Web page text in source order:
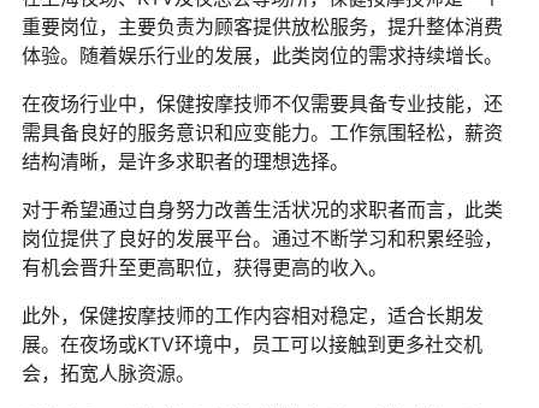
重要岗位，主要负责为顾客提供放松服务，提升整体消费
体验。随着娱乐行业的发展，此类岗位的需求持续增长。
在夜场行业中，保健按摩技师不仅需要具备专业技能，还
需具备良好的服务意识和应变能力。工作氛围轻松，薪资
结构清晰，是许多求职者的理想选择。
对于希望通过自身努力改善生活状况的求职者而言，此类
岗位提供了良好的发展平台。通过不断学习和积累经验，
有机会晋升至更高职位，获得更高的收入。
此外，保健按摩技师的工作内容相对稳定，适合长期发
展。在夜场或KTV环境中，员工可以接触到更多社交机
会，拓宽人脉资源。